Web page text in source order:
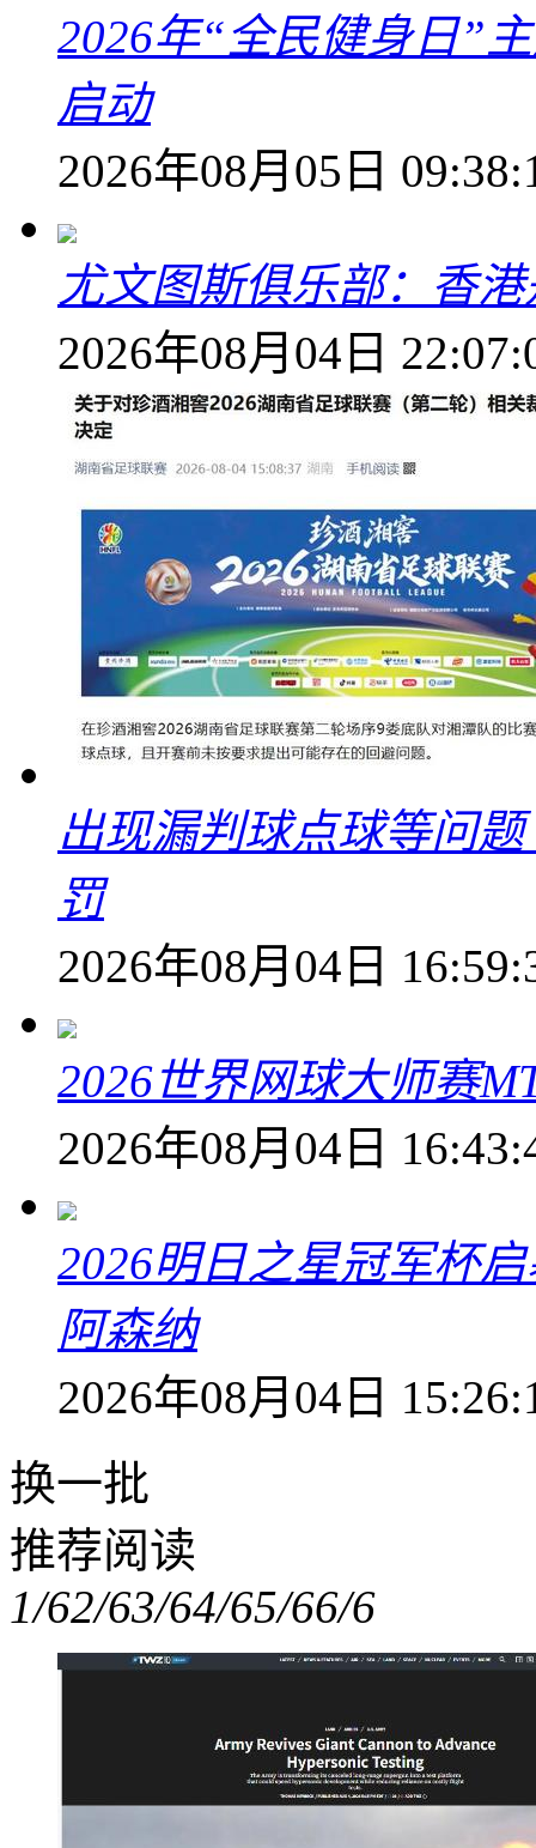
2026年“全民健身日”
启动
2026年08月05日
尤文图斯俱乐部：香
2026年08月04日
出现漏判球点球等问
罚
2026年08月04日
2026世界网球大师赛
2026年08月04日
2026明日之星冠军杯
阿森纳
2026年08月04日
换一批
推荐阅读
1/62/63/64/65/66/6